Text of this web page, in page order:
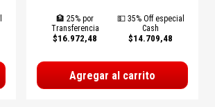
🏦 25% por
Transferencia
$16.972,48
💵 35% Off especial
Cash
$14.709,48
Agregar al carrito